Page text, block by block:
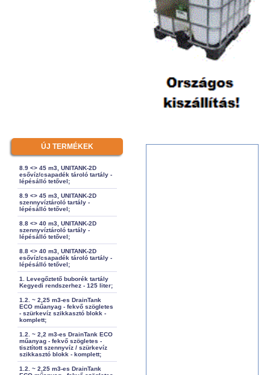
ÚJ TERMÉKEK
8.9 <> 45 m3, UNITANK-2D
esővíz/csapadék tároló tartály -
lépésálló tetővel;
8.9 <> 45 m3, UNITANK-2D
szennyvíztároló tartály -
lépésálló tetővel;
8.8 <> 40 m3, UNITANK-2D
szennyvíztároló tartály -
lépésálló tetővel;
8.8 <> 40 m3, UNITANK-2D
esővíz/csapadék tároló tartály -
lépésálló tetővel;
1. Levegőztető buborék tartály
Kegyedi rendszerhez - 125 liter;
1.2. ~ 2,25 m3-es DrainTank
ECO műanyag - fekvő szögletes
- szürkevíz szikkasztó blokk -
komplett;
1.2. ~ 2,2 m3-es DrainTank ECO
műanyag - fekvő szögletes -
tisztított szennyvíz / szürkevíz
szikkasztó blokk - komplett;
1.2. ~ 2,25 m3-es DrainTank